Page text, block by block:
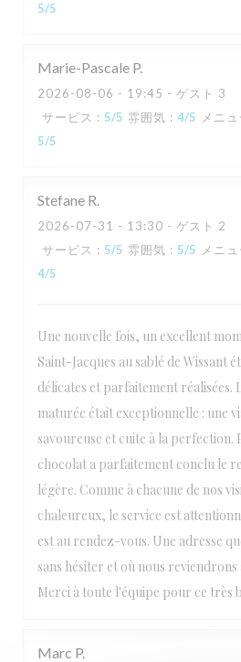
5/5
Marie-Pascale P
2026-08-06 - 19:45 - ゲスト 3
サービス : 5/5 雰囲気 : 4/5 メニ
5/5
Stefane R
2026-07-31 - 13:30 - ゲスト 2
サービス : 5/5 雰囲気 : 5/5 メニ
4/5
Une nouvelle fois, un excellent
Saint-Jacques au sablé de Wissant
délicates et parfaitement réalisées.
maturée était exceptionnelle : une
savoureuse et cuite à la perfection.
chocolat a parfaitement conclu le
légère. Comme à chacune de nos
chaleureux, le service est
est au rendez-vous. Une adresse
sans hésiter et où nous
Merci à toute l'équipe pour ce très
Marc P
L'Estival